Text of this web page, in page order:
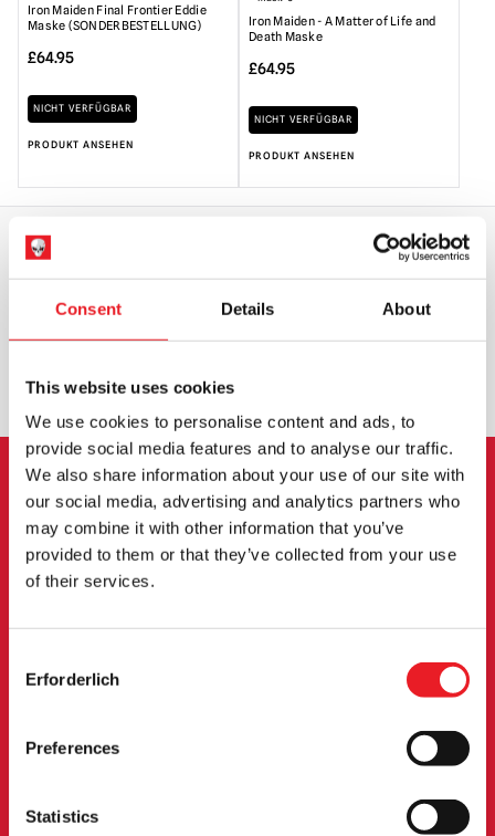
Consent Details About
This website uses cookies
We use cookies to personalise content and ads, to
provide social media features and to analyse our traffic.
We also share information about your use of our site with
our social media, advertising and analytics partners who
may combine it with other information that you’ve
provided to them or that they’ve collected from your use
of their services.
Selection
Erforderlich
Preferences
Statistics
Iron Maiden Final Frontier Eddie
Maske (SONDERBESTELLUNG)
£64.95
NICHT VERFÜGBAR
PRODUKT ANSEHEN
Iron Maiden - A Matter of Life and
Death Maske
£64.95
NICHT VERFÜGBAR
PRODUKT ANSEHEN
ROSSBRITANNIEN
ANMELDUNG ZUM
NEWSLETTER
Veranstaltungen und mehr informiert zu werden.
Mit der Anmeldung zu unserem Newsletter erklären Sie sich mit